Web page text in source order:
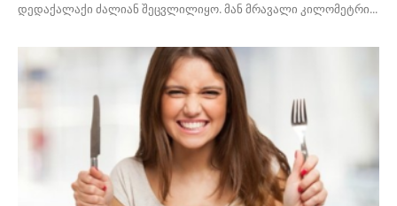
დედაქალაქი ძალიან შეცვლილიყო. მან მრავალი კილომეტრი...